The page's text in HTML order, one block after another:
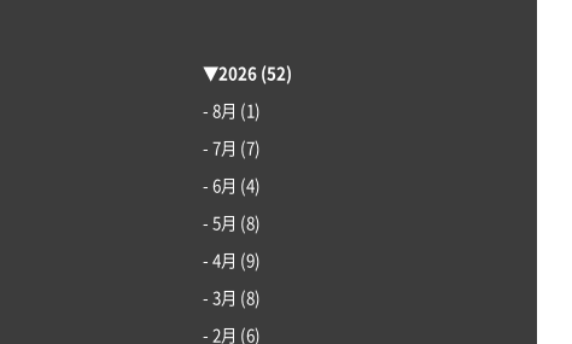
▼2026 (52)
- 8月 (1)
- 7月 (7)
- 6月 (4)
- 5月 (8)
- 4月 (9)
- 3月 (8)
- 2月 (6)